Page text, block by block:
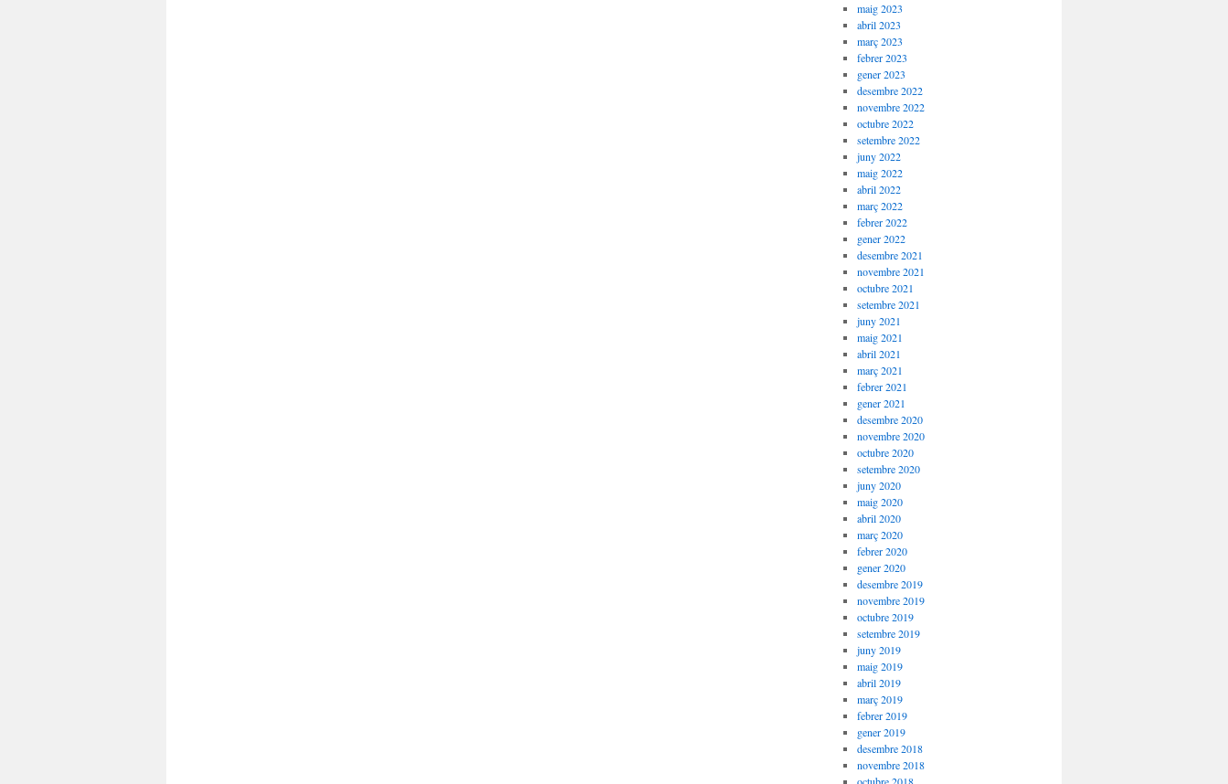
maig 2023
abril 2023
març 2023
febrer 2023
gener 2023
desembre 2022
novembre 2022
octubre 2022
setembre 2022
juny 2022
maig 2022
abril 2022
març 2022
febrer 2022
gener 2022
desembre 2021
novembre 2021
octubre 2021
setembre 2021
juny 2021
maig 2021
abril 2021
març 2021
febrer 2021
gener 2021
desembre 2020
novembre 2020
octubre 2020
setembre 2020
juny 2020
maig 2020
abril 2020
març 2020
febrer 2020
gener 2020
desembre 2019
novembre 2019
octubre 2019
setembre 2019
juny 2019
maig 2019
abril 2019
març 2019
febrer 2019
gener 2019
desembre 2018
novembre 2018